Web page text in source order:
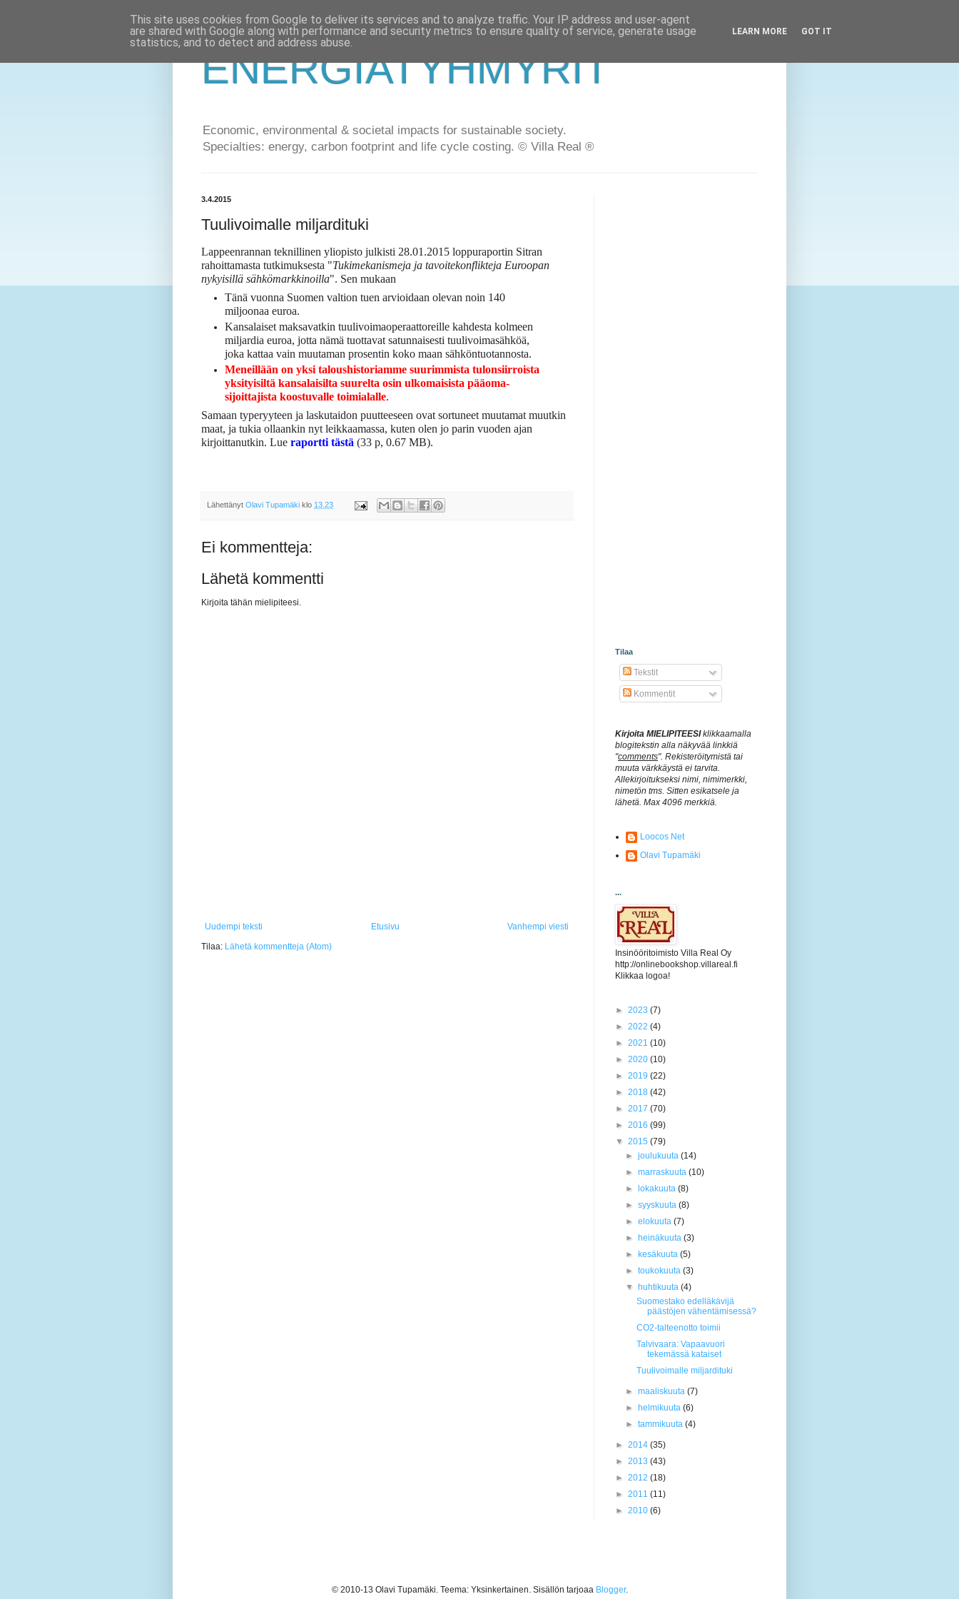
ENERGIATYHMYRIT
Economic, environmental & societal impacts for sustainable society.
Specialties: energy, carbon footprint and life cycle costing. © Villa Real ®
3.4.2015
Tuulivoimalle miljardituki
Lappeenrannan teknillinen yliopisto julkisti 28.01.2015 loppuraportin Sitran
rahoittamasta tutkimuksesta "Tukimekanismeja ja tavoitekonflikteja Euroopan
nykyisillä sähkömarkkinoilla". Sen mukaan
Tänä vuonna Suomen valtion tuen arvioidaan olevan noin 140
miljoonaa euroa.
Kansalaiset maksavatkin tuulivoimaoperaattoreille kahdesta kolmeen
miljardia euroa, jotta nämä tuottavat satunnaisesti tuulivoimasähköä,
joka kattaa vain muutaman prosentin koko maan sähköntuotannosta.
Meneillään on yksi taloushistoriamme suurimmista tulonsiirroista
yksityisiltä kansalaisilta suurelta osin ulkomaisista pääoma-
sijoittajista koostuvalle toimialalle.
Samaan typeryyteen ja laskutaidon puutteeseen ovat sortuneet muutamat muutkin
maat, ja tukia ollaankin nyt leikkaamassa, kuten olen jo parin vuoden ajan
kirjoittanutkin. Lue raportti tästä (33 p, 0.67 MB).
Lähettänyt Olavi Tupamäki klo 13.23
Ei kommentteja:
Lähetä kommentti
Kirjoita tähän mielipiteesi.
Uudempi teksti Vanhempi viesti
Etusivu
Tilaa: Lähetä kommentteja (Atom)
Tilaa
Tekstit
Kommentit
Kirjoita MIELIPITEESIklikkaamalla
blogitekstin alla näkyvää linkkiä
"comments". Rekisteröitymistä tai
muuta värkkäystä ei tarvita.
Allekirjoitukseksi nimi, nimimerkki,
nimetön tms. Sitten esikatsele ja
lähetä. Max 4096 merkkiä.
Loocos Net
Olavi Tupamäki
...
Insinööritoimisto Villa Real Oy
http://onlinebookshop.villareal.fi
Klikkaa logoa!
► 2023 (7)
► 2022 (4)
► 2021 (10)
► 2020 (10)
► 2019 (22)
► 2018 (42)
► 2017 (70)
► 2016 (99)
▼ 2015 (79)
►joulukuuta(14)
►marraskuuta(10)
►
lokakuuta(8)
►syyskuuta(8)
►elokuuta(7)
►
heinäkuuta(3)
►
kesäkuuta(5)
►toukokuuta(3)
▼
huhtikuuta(4)
Suomestako edelläkävijä
päästöjen vähentämisessä?
CO2-talteenotto toimii
Talvivaara: Vapaavuori
tekemässä kataiset
Tuulivoimalle miljardituki
►maaliskuuta(7)
►
helmikuuta(6)
►tammikuuta(4)
► 2014 (35)
► 2013 (43)
► 2012 (18)
► 2011 (11)
► 2010 (6)
© 2010-13 Olavi Tupamäki. Teema: Yksinkertainen. Sisällön tarjoaa Blogger.
This site uses cookies from Google to deliver its services and to analyze traffic. Your IP address and user-agent
are shared with Google along with performance and security metrics to ensure quality of service, generate usage
statistics, and to detect and address abuse.
LEARN MORE GOT IT